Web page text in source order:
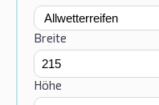
Breite
Höhe